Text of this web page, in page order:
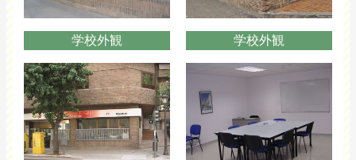
学校外観 学校外観